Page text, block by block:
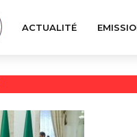
ACTUALITÉ